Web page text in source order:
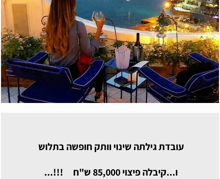
עובדת גילתה שינוי וותק חופשה בתלוש
ו...קיבלה פיצוי 85,000 ש"ח !!!...